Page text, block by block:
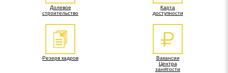
Долевое
строительство
Карта
доступности
Резерв кадров
Вакансии
Центра
занятости